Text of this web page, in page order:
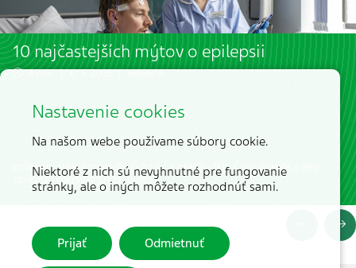
10 najčastejších mýtov o epilepsii
4 min. | 6. 5. 2026 | redakcia
Epilepsiu stále sprevádzajú mýty a predsudky. Čo je pravda a ako
správne reagovať pri záchvate?
Nastavenie cookies
Na našom webe používame súbory cookie.
Niektoré z nich sú nevyhnutné pre fungovanie
stránky, ale o iných môžete rozhodnúť sami.
Prijať Odmietnuť